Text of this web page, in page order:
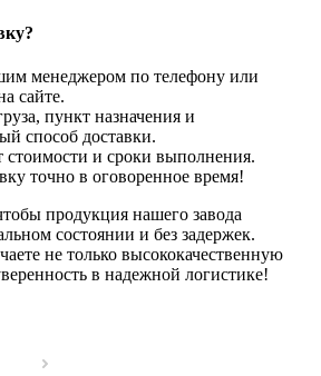
менеджером по телефону или
сайте.
пункт назначения и
способ доставки.
стоимости и сроки выполнения.
точно в оговоренное время!
продукция нашего завода
состоянии и без задержек.
не только высококачественную
в надежной логистике!